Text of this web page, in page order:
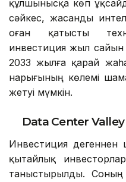
құлшынысқа көп
сәйкес, жасанды
оған қатысты
инвестиция жыл сайын
2033 жылға қарай
нарығының көлемі
жетуі мүмкін.
Data Center
Инвестиция
қытайлық
таныстырылды. Соның